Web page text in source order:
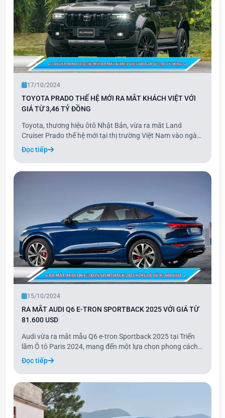
17/10/2024
TOYOTA PRADO THẾ HỆ MỚI RA MẮT KHÁCH VIỆT VỚI
GIÁ TỪ 3,46 TỶ ĐỒNG
Toyota, thương hiệu ôtô Nhật Bản, vừa ra mắt Land
Cruiser Prado thế hệ mới tại thị trường Việt Nam vào ngày
16/10. Với thiết kế vuông vức, mạnh mẽ cùng nhiều tính
năng hiện đại, Prado 2024 được trang bị động cơ xăng
2.4L và có hai phiên bản, giá bán cao n
Đọc tiếp
15/10/2024
RA MẮT AUDI Q6 E-TRON SPORTBACK 2025 VỚI GIÁ TỪ
81.600 USD
Audi vừa ra mắt mẫu Q6 e-tron Sportback 2025 tại Triển
lãm Ô tô Paris 2024, mang đến một lựa chọn phong cách
coupe cho dòng crossover chạy điện. Với thiết kế thể thao
và năng động, phiên bản Sportback có phần mui dốc về
sau và thấp hơn 37 mm so với bản Q6
Đọc tiếp